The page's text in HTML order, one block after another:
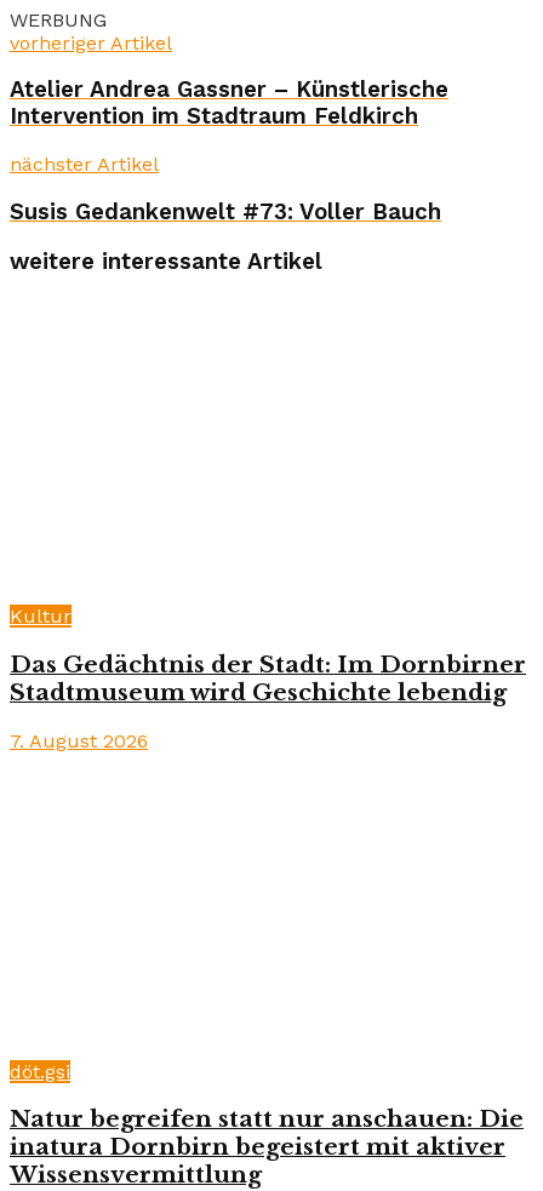
WERBUNG
vorheriger Artikel
Atelier Andrea Gassner – Künstlerische
Intervention im Stadtraum Feldkirch
nächster Artikel
Susis Gedankenwelt #73: Voller Bauch
weitere interessante Artikel
Kultur
Das Gedächtnis der Stadt: Im Dornbirner
Stadtmuseum wird Geschichte lebendig
7. August 2026
döt.gsi
Natur begreifen statt nur anschauen: Die
inatura Dornbirn begeistert mit aktiver
Wissensvermittlung